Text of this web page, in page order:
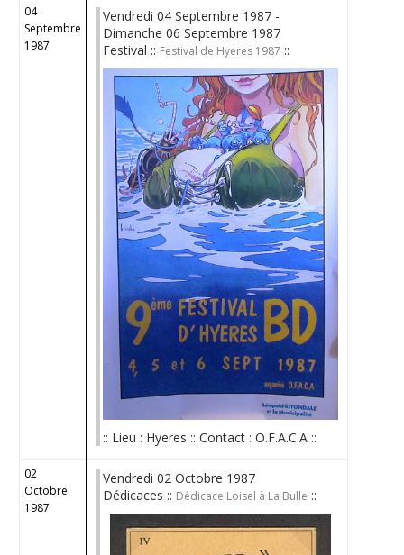
04
Septembre
1987
Vendredi 04 Septembre 1987 -
Dimanche 06 Septembre 1987
Festival :: Festival de Hyeres 1987 ::
:: Lieu : Hyeres :: Contact : O.F.A.C.A ::
02
Octobre
1987
Vendredi 02 Octobre 1987
Dédicaces :: Dédicace Loisel à La Bulle ::